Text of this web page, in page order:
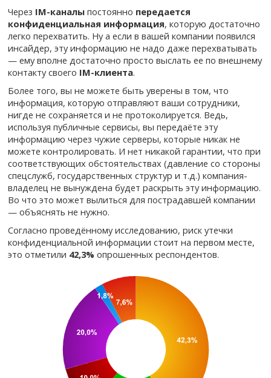
Через IM-каналы постоянно передается
конфиденциальная информация, которую достаточно
легко перехватить. Ну а если в вашей компании появился
инсайдер, эту информацию не надо даже перехватывать
— ему вполне достаточно просто выслать ее по внешнему
контакту своего IM-клиента.
Более того, вы не можете быть уверены в том, что
информация, которую отправляют ваши сотрудники,
нигде не сохраняется и не протоколируется. Ведь,
используя публичные сервисы, вы передаёте эту
информацию через чужие серверы, которые никак не
можете контролировать. И нет никакой гарантии, что при
соответствующих обстоятельствах (давление со стороны
спецслужб, государственных структур и т.д.) компания-
владелец не вынуждена будет раскрыть эту информацию.
Во что это может вылиться для пострадавшей компании
— объяснять не нужно.
Согласно проведённому исследованию, риск утечки
конфиденциальной информации стоит на первом месте,
это отметили 42,3% опрошенных респондентов.